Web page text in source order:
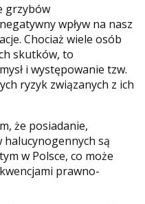
grzybów
wpływ na nasz
Chociaż wiele osób
skutków, to
i występowanie tzw.
ryzyk związanych z ich
że posiadanie,
są
w Polsce, co może
prawno-